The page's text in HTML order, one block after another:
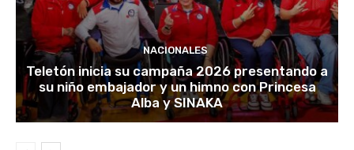
NACIONALES
Teletón inicia su campaña 2026 presentando a
su niño embajador y un himno con Princesa
Alba y SINAKA